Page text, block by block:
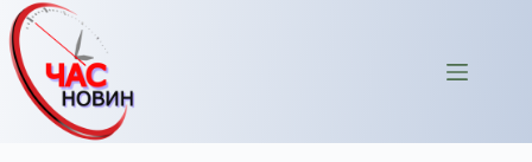
Перейти
до
вмісту